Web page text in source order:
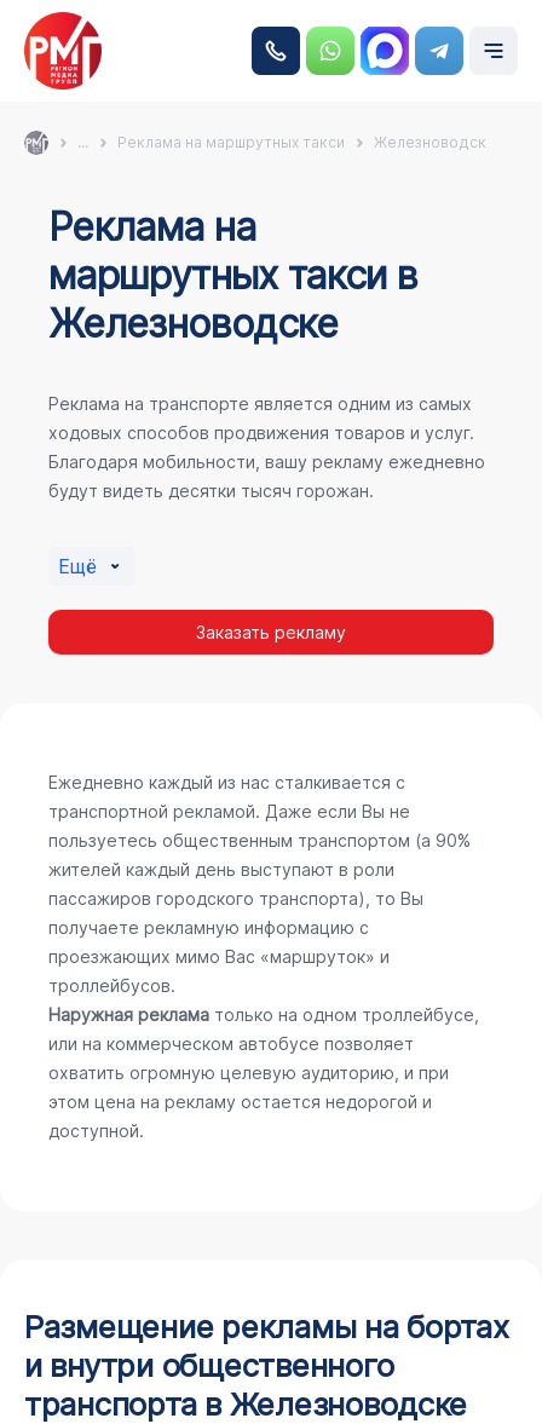
... Реклама на маршрутных такси Железноводск
Реклама на
маршрутных такси в
Железноводске
Реклама на транспорте является одним из самых
ходовых способов продвижения товаров и услуг.
Благодаря мобильности, вашу рекламу ежедневно
будут видеть десятки тысяч горожан.
Ещё
Заказать рекламу
Ежедневно каждый из нас сталкивается с
транспортной рекламой. Даже если Вы не
пользуетесь общественным транспортом (а 90%
жителей каждый день выступают в роли
пассажиров городского транспорта), то Вы
получаете рекламную информацию с
проезжающих мимо Вас «маршруток» и
троллейбусов.
Наружная реклама только на одном троллейбусе,
или на коммерческом автобусе позволяет
охватить огромную целевую аудиторию, и при
этом цена на рекламу остается недорогой и
доступной.
Размещение рекламы на бортах
и внутри общественного
транспорта в Железноводске